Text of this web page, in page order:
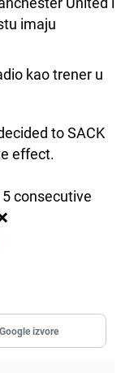
imaju
kao trener u
to SACK
effect.
5 consecutive
izvore